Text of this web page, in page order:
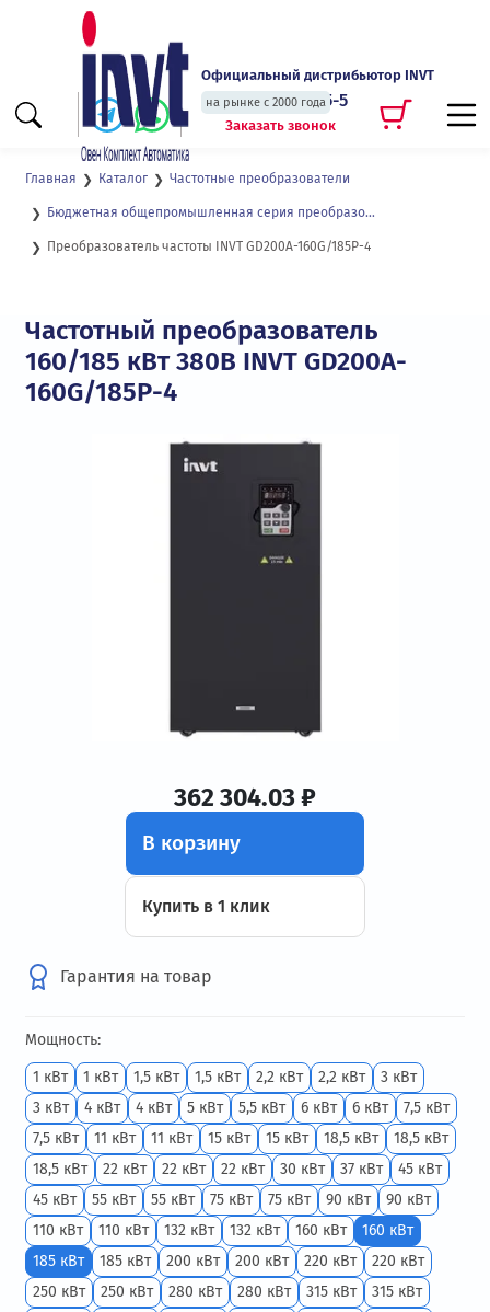
Официальный дистрибьютор INVT
на рынке с 2000 года
+7 (495) 135-135-5
Заказать звонок
Главная Каталог Частотные преобразователи
Бюджетная общепромышленная серия преобразователей частоты GD200А
Преобразователь частоты INVT GD200A-160G/185P-4
Частотный преобразователь
160/185 кВт 380В INVT GD200A-
160G/185P-4
362 304.03 ₽
В корзину
Купить в 1 клик
Гарантия на товар
Мощность:
1 кВт
1 кВт 1,5 кВт 1,5 кВт 2,2 кВт 2,2 кВт
3 кВт
3 кВт
4 кВт 4 кВт 5 кВт 5,5 кВт 6 кВт 6 кВт
7,5 кВт
7,5 кВт
11 кВт 11 кВт 15 кВт 15 кВт 18,5 кВт
18,5 кВт
18,5 кВт
22 кВт 22 кВт 22 кВт 30 кВт 37 кВт
45 кВт
45 кВт
55 кВт 55 кВт 75 кВт 75 кВт 90 кВт
90 кВт
110 кВт
110 кВт 132 кВт 132 кВт 160 кВт
160 кВт
185 кВт
185 кВт 200 кВт 200 кВт 220 кВт
220 кВт
250 кВт
250 кВт 280 кВт 280 кВт 315 кВт
315 кВт